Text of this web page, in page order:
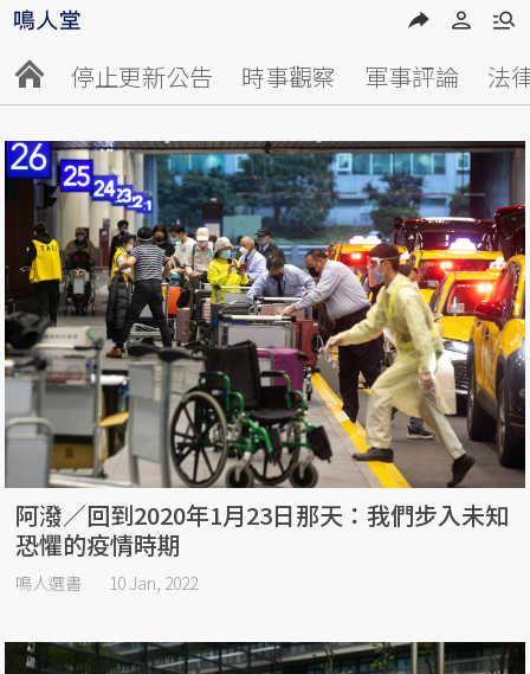
停止更新公告 時事觀察 軍事評論 法
阿潑／回到2020年1月23日那天：我們步入未知
恐懼的疫情時期
鳴人選書 10 Jan, 2022